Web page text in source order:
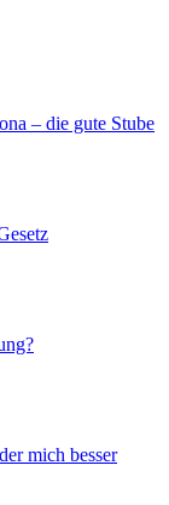
– die gute Stube
mich besser